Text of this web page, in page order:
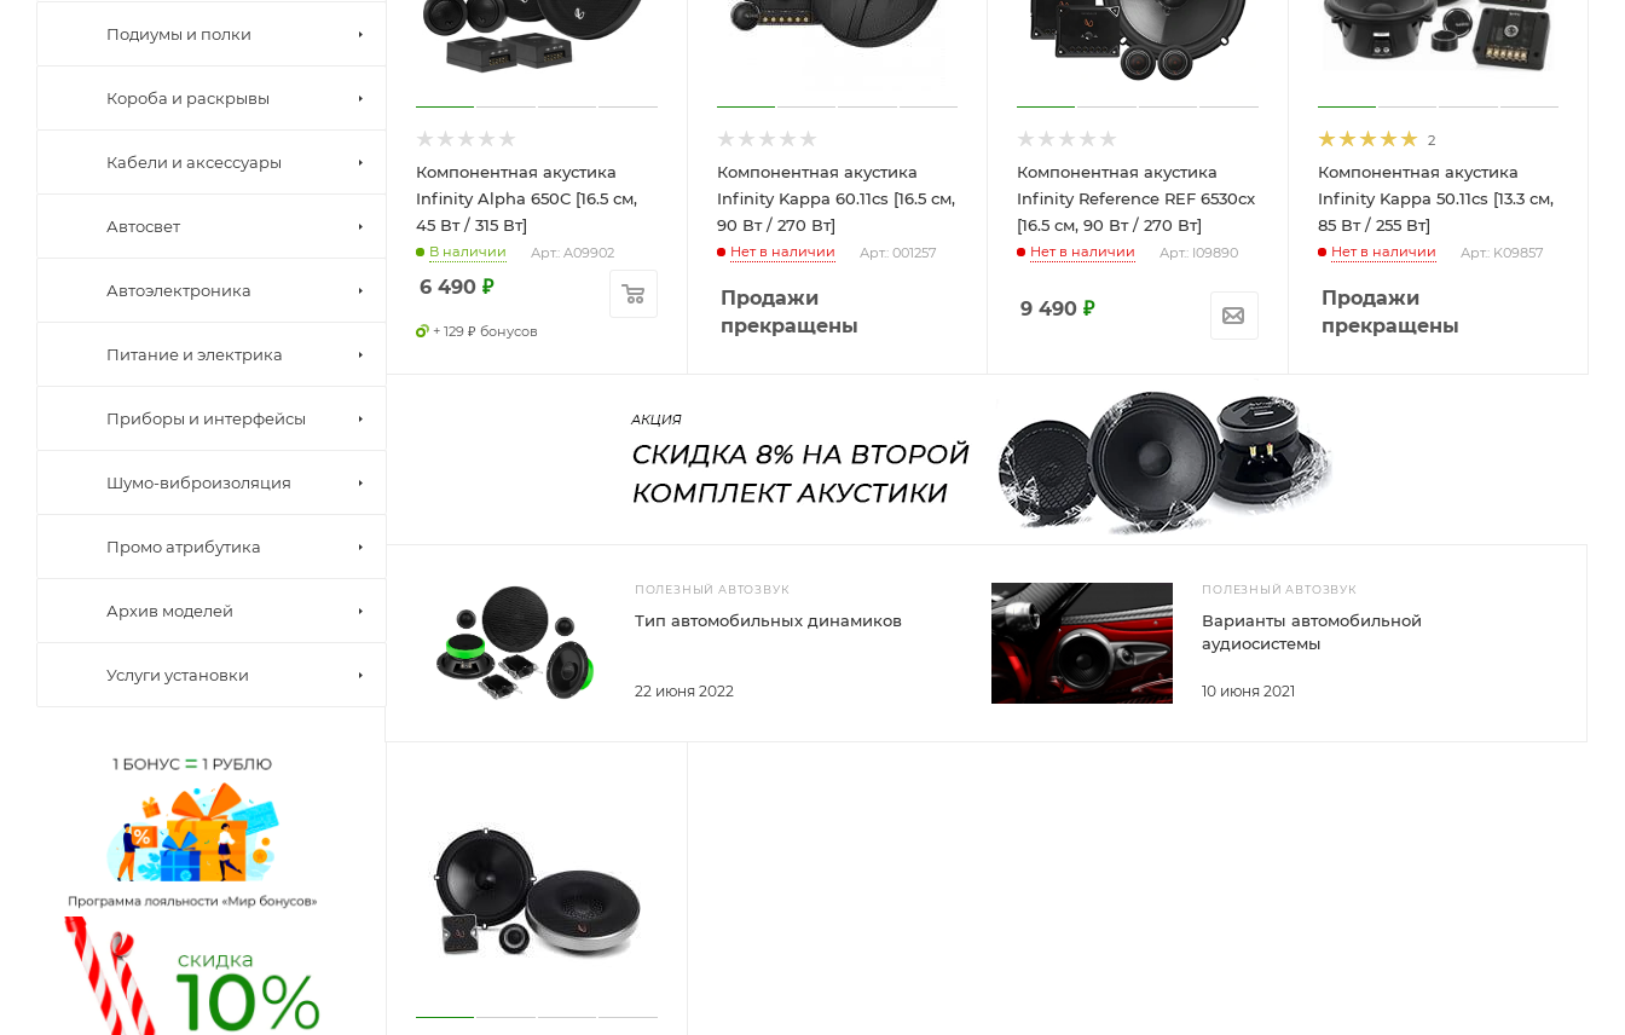
Компонентная акустика
Infinity Alpha 650C [16.5 см,
45 Вт / 315 Вт]
В наличии Арт.: A09902
6 490 ₽
+ 129 ₽ бонусов
Компонентная акустика
Infinity Kappa 60.11cs [16.5 см,
90 Вт / 270 Вт]
Нет в наличии Арт.: 001257
Продажи
прекращены
Компонентная акустика
Infinity Reference REF 6530cx
[16.5 см, 90 Вт / 270 Вт]
Нет в наличии Арт.: I09890
9 490 ₽
2
Компонентная акустика
Infinity Kappa 50.11cs [13.3 см,
85 Вт / 255 Вт]
Нет в наличии Арт.: K09857
Продажи
прекращены
ПОЛЕЗНЫЙ АВТОЗВУК
22 июня 2022
Тип автомобильных динамиков
ПОЛЕЗНЫЙ АВТОЗВУК
10 июня 2021
Варианты автомобильной
аудиосистемы
Подиумы и полки
Короба и раскрывы
Кабели и аксессуары
Автосвет
Автоэлектроника
Питание и электрика
Приборы и интерфейсы
Шумо-виброизоляция
Промо атрибутика
Архив моделей
Услуги установки